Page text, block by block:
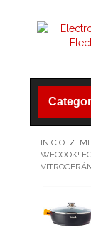
INICIO /
WECOOK!